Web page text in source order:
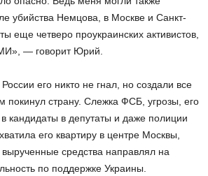
убийства Немцова, в Москве и Санкт-
еще четверо проукраинских активистов,
— говорит Юрий.
его никто не гнал, но создали все
покинул страну. Слежка ФСБ, угрозы, его
в кандидаты в депутаты и даже полиции
его квартиру в центре Москвы,
средства направлял на
по поддержке Украины.